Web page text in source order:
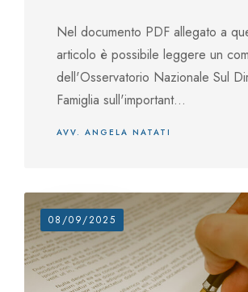
Nel documento PDF allegato a
articolo è possibile leggere un
dell'Osservatorio Nazionale Sul
Famiglia sull'important...
AVV. ANGELA NATATI
08/09/2025